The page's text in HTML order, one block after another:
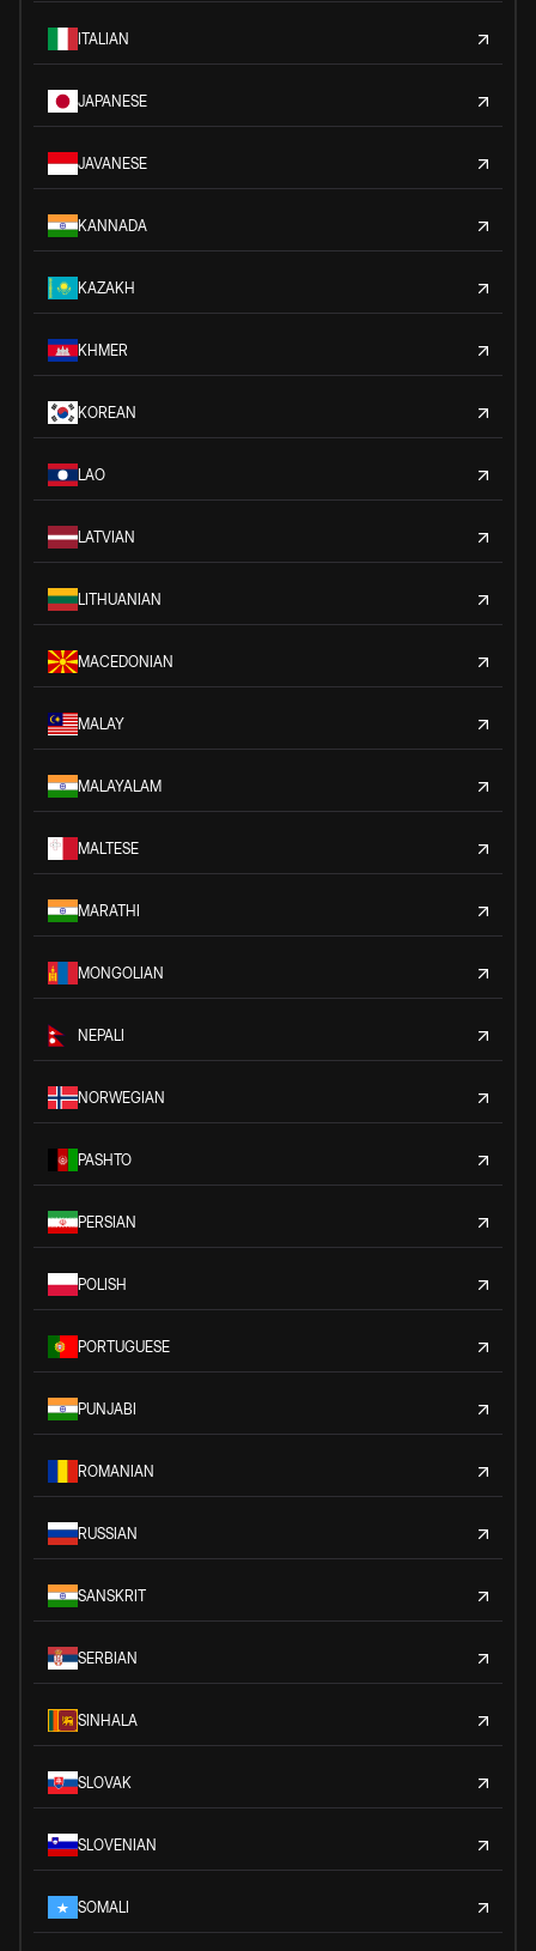
ITALIAN
JAPANESE
JAVANESE
KANNADA
KAZAKH
KHMER
KOREAN
LAO
LATVIAN
LITHUANIAN
MACEDONIAN
MALAY
MALAYALAM
MALTESE
MARATHI
MONGOLIAN
NEPALI
NORWEGIAN
PASHTO
PERSIAN
POLISH
PORTUGUESE
PUNJABI
ROMANIAN
RUSSIAN
SANSKRIT
SERBIAN
SINHALA
SLOVAK
SLOVENIAN
SOMALI